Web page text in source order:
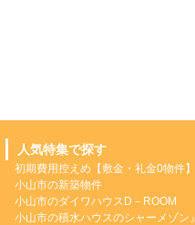
人気特集で探す
初期費用控えめ【敷金・礼金0物件】
小山市の新築物件
小山市のダイワハウスD－ROOM
小山市の積水ハウスのシャーメゾン』